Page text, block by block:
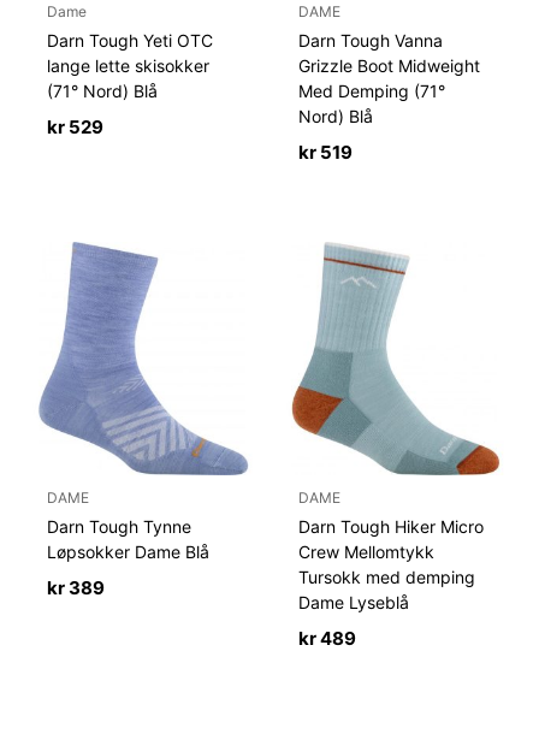
Dame
Darn Tough Yeti OTC
lange lette skisokker
(71° Nord) Blå
kr 529
DAME
Darn Tough Vanna
Grizzle Boot Midweight
Med Demping (71°
Nord) Blå
kr 519
DAME
Darn Tough Tynne
Løpsokker Dame Blå
kr389
DAME
Darn Tough Hiker Micro
Crew Mellomtykk
Tursokk med demping
Dame Lyseblå
kr489